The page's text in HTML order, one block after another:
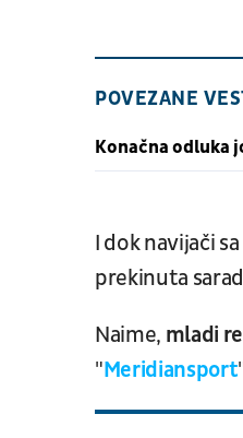
POVEZANE
Konačna odluka
I dok navijači
prekinuta
Naime, mladi
"Meridiansport